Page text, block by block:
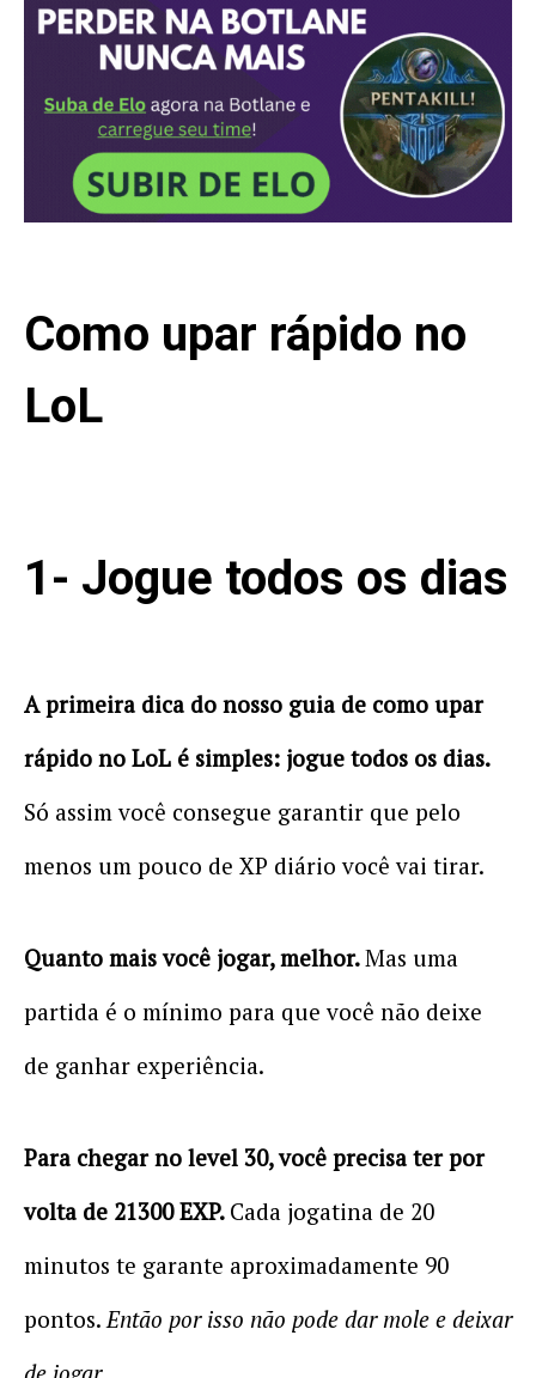
Como upar rápido no
LoL
1- Jogue todos os dias
A primeira dica do nosso guia de como upar
rápido no LoL é simples: jogue todos os dias.
Só assim você consegue garantir que pelo
menos um pouco de XP diário você vai tirar.
Quanto mais você jogar, melhor.Mas uma
partida é o mínimo para que você não deixe
de ganhar experiência.
Para chegar no level 30, você precisa ter por
volta de 21300 EXP. Cada jogatina de 20
minutos te garante aproximadamente 90
pontos.Então por isso não pode dar mole e deixar